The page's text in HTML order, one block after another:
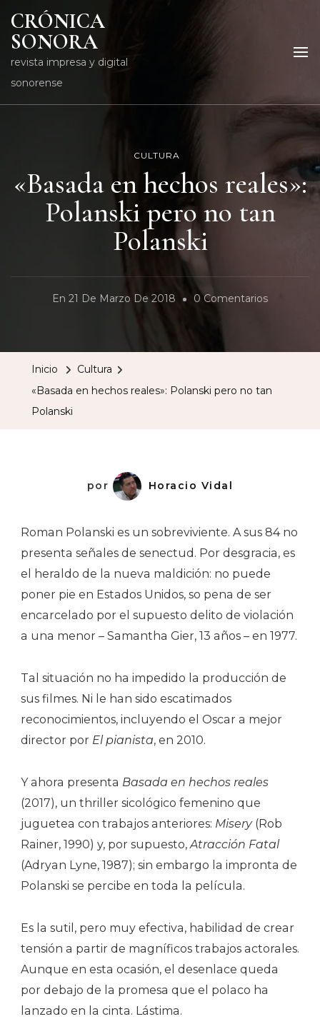
CRÓNICA
SONORA
revista impresa y digital
sonorense
CULTURA
«Basada en hechos reales»:
Polanski pero no tan
Polanski
En 21 De Marzo De 2018 0 ComentariosEn
Inicio
Cultura
«Basada en hechos reales»: Polanski pero no tan
Polanski
por Horacio Vidal
Roman Polanski es un sobreviviente. A sus 84 no
presenta señales de senectud. Por desgracia, es
el heraldo de la nueva maldición: no puede
poner pie en Estados Unidos, so pena de ser
encarcelado por el supuesto delito de violación
a una menor – Samantha Gier, 13 años – en 1977.
Tal situación no ha impedido la producción de
sus filmes. Ni le han sido escatimados
reconocimientos, incluyendo el Oscar a mejor
director por El pianista, en 2010.
Y ahora presenta Basada en hechos reales
(2017), un thriller sicológico femenino que
juguetea con trabajos anteriores: Misery (Rob
Rainer, 1990) y, por supuesto,Atracción Fatal
(Adryan Lyne, 1987); sin embargo la impronta de
Polanski se percibe en toda la película.
Es la sutil, pero muy efectiva, habilidad de crear
tensión a partir de magníficos trabajos actorales.
Aunque en esta ocasión, el desenlace queda
por debajo de la promesa que el polaco ha
lanzado en la cinta. Lástima.